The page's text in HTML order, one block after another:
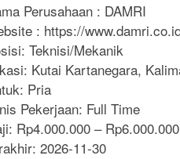
Perusahaan : DAMRI
: https://
Teknisi/Mekanik
Kutai Kartanegara,
Pria
Pekerjaan: Full Time
Rp4.000.000 – Rp6.000.000
2026-11-30